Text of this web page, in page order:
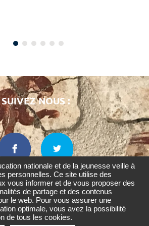
Retourner
en
haut
SUIVEZ NOUS :
Accessibilité : non
conforme
Pourquoi
Odysseum ?
nationale et de la jeunesse veille à
personnelles. Ce site utilise des
vous informer et de vous proposer des
de partage et des contenus
le web. Pour vous assurer une
optimale, vous avez la possibilité
de tous les cookies.